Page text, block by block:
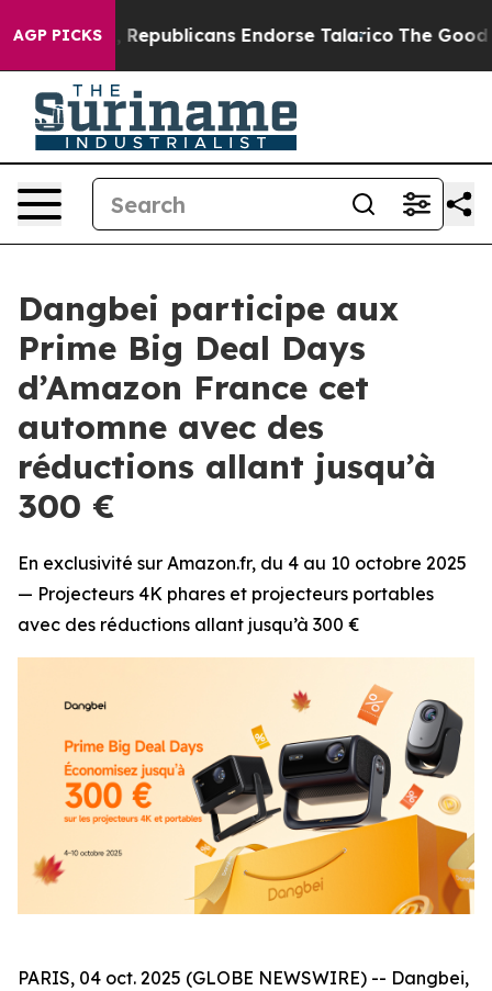
AGP PICKSRepublicans Endorse Talarico The Good
Dangbei participe aux
Prime Big Deal Days
d’Amazon France cet
automne avec des
réductions allant jusqu’à
300 €
En exclusivité sur Amazon.fr, du 4 au 10 octobre 2025
— Projecteurs 4K phares et projecteurs portables
avec des réductions allant jusqu’à 300 €
PARIS, 04 oct. 2025 (GLOBE NEWSWIRE) -- Dangbei,